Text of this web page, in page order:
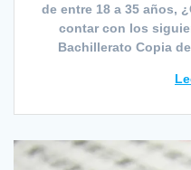
de entre 18 a 35 años,
contar con los
Bachillerato Copia